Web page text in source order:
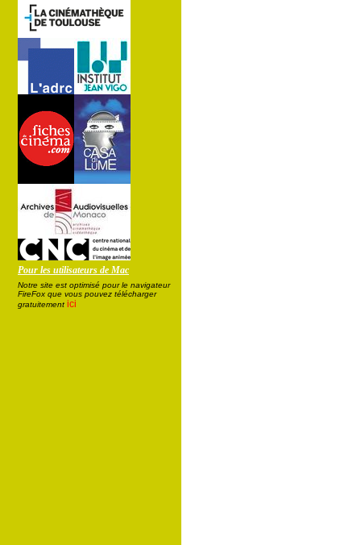
Pour les utilisateurs de Mac
Notre site est optimisé pour le navigateur
FireFox que vous pouvez télécharger
gratuitement ici